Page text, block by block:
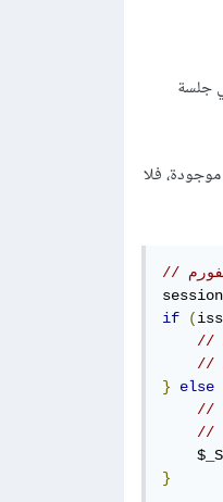
جلسة
فلا
if
(
}
else
//
}